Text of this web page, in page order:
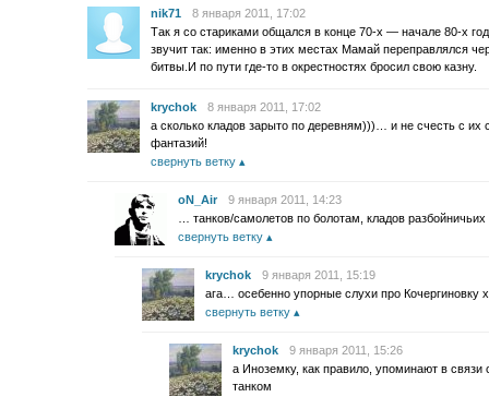
nik71
8 января 2011, 17:02
Так я со стариками общался в конце 70-х — начале 80-х
звучит так: именно в этих местах Мамай переправлялся
битвы.И по пути где-то в окрестностях бросил свою казну.
krychok
8 января 2011, 17:02
а сколько кладов зарыто по деревням)))… и не счесть с их
фантазий!
свернуть ветку
oN_Air
9 января 2011, 14:23
… танков/самолетов по болотам, кладов
свернуть ветку
krychok
9 января 2011, 15:19
ага… осебенно упорные слухи про Кочергиновку
свернуть ветку
krychok
9 января 2011, 15:26
а Иноземку, как правило, упоминают в
танком